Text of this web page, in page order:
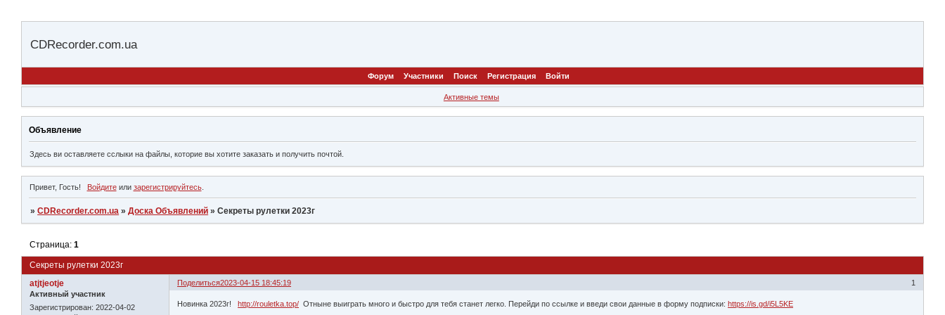
CDRecorder.com.ua
Форум Участники Поиск Регистрация Войти
Активные темы
Объявление
Здесь ви оставляете сслыки на файлы, которие вы хотите заказать и получить почтой.
Привет, Гость! Войдитеили зарегистрируйтесь.
»CDRecorder.com.ua »Доска Объявлений »Секреты рулетки 2023г
Секреты рулетки 2023г
Страница:1
Поделиться 1
2023-04-15 18:45:19
atjtjeotje
Активный участник
Зарегистрирован: 2022-04-02
Новинка 2023г!http://rouletka.top/ Отныне выиграть много и быстро для тебя станет легко. Перейди по ссылке и введи свои данные в форму подписки:https://is.gd/i5L5KE